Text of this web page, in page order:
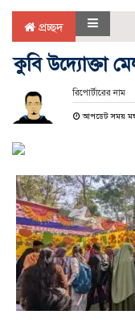
প্রচ্ছদ
কুবি উদ্যোক্তা
রিপোর্টারের নাম
আপডেট সময়